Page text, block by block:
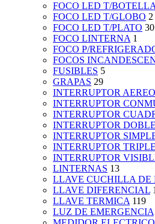
FOCO LED T/BOTELLA
FOCO LED T/GLOBO 2
FOCO LED T/PLATO 30
FOCO LINTERNA 1
FOCO P/
FOCOS
FUSIBLES 5
GRAPAS 29
INTERRUPTOR AEREO
INTERRUPTOR
INTERRUPTOR
INTERRUPTOR DOBLE
INTERRUPTOR
INTERRUPTOR TRIPLE
INTERRUPTOR
LINTERNAS 13
LLAVE CUCHILLA DE
LLAVE DIFERENCIAL
LLAVE TERMICA 119
LUZ DE EMERGENCIA